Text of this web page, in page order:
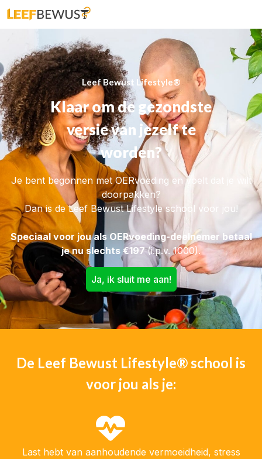
Leef Bewust Lifestyle®
Klaar om de gezondste
versie van jezelf te
worden?
Je bent begonnen met OERvoeding en voelt dat je wilt
doorpakken?
Dan is de Leef Bewust Lifestyle school voor jou!
Speciaal voor jou als OERvoeding-deelnemer betaal
je nu slechts €197(i.p.v. 1000).
Ja, ik sluit me aan!
De Leef Bewust Lifestyle® school is
voor jou als je:
Last hebt van aanhoudende vermoeidheid, stress